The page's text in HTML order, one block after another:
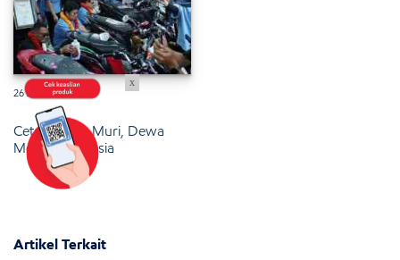
26 Januari 2025
Cetak Rekor Muri, Dewa
Motor Indonesia
Artikel Terkait
x